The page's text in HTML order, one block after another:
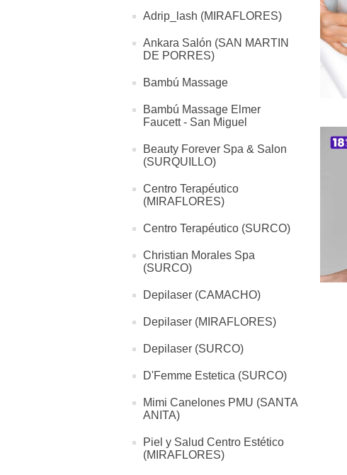
Adrip_lash (MIRAFLORES)
Ankara Salón (SAN MARTIN
DE PORRES)
Bambú Massage
Bambú Massage Elmer
Faucett - San Miguel
Beauty Forever Spa & Salon
(SURQUILLO)
Centro Terapéutico
(MIRAFLORES)
Centro Terapéutico (SURCO)
Christian Morales Spa
(SURCO)
Depilaser (CAMACHO)
Depilaser (MIRAFLORES)
Depilaser (SURCO)
D'Femme Estetica (SURCO)
Mimi Canelones PMU (SANTA
ANITA)
Piel y Salud Centro Estético
(MIRAFLORES)